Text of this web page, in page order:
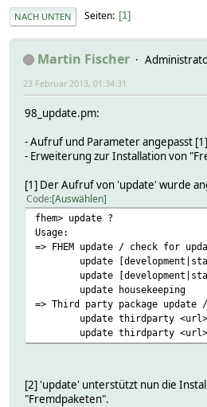
NACH UNTEN Seiten 1
Martin Fischer
23 Februar 2013, 01:34:31
98_update.pm:
- Aufruf und Parameter angepasst [1]
- Erweiterung zur Installation von
[1] Der Aufruf von 'update' wurde
Code Auswählen
fhem> update ?
Usage:
=> FHEM update / check for
update
update
update housekeeping
=> Third party package update
update thirdparty <url>
update thirdparty <url>
[2] 'update' unterstützt nun die
"Fremdpaketen".